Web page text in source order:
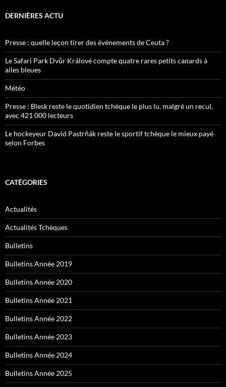
DERNIÈRES ACTU
Presse : quelle leçon tirer des événements de Ceuta ?
Le Safari Park Dvůr Králové compte quatre rares petits canards à
ailes bleues
Météo
Presse : Blesk reste le quotidien tchèque le plus lu, malgré un recul,
avec 421 000 lecteurs
Le hockeyeur David Pastrňák reste le sportif tchèque le mieux payé
selon Forbes
CATÉGORIES
Actualités
Actualités Tchèques
Bulletins
Bulletins Année 2019
Bulletins Année 2020
Bulletins Année 2021
Bulletins Année 2022
Bulletins Année 2023
Bulletins Année 2024
Bulletins Année 2025